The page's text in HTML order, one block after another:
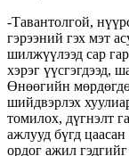
-Тавантолгой,
гэрээний гэх мэт
шилжүүлээд сар
хэрэг үүсгэгдээд,
Өнөөгийн
шийдвэрлэх
томилох, дүгнэлт
ажлууд бүгд
ордог ажил